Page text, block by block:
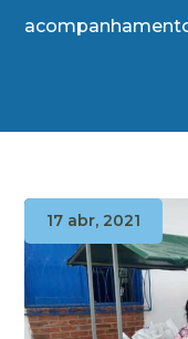
17 abr, 2021